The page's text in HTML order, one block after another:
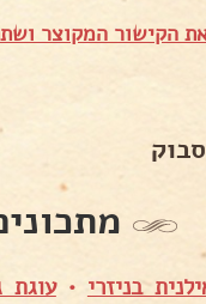
הקישור המקוצר
בניזרי •עוגת